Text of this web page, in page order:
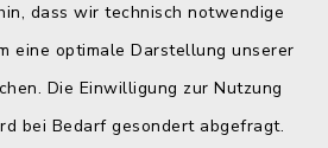
dass wir technisch notwendige
eine optimale Darstellung unserer
Die Einwilligung zur Nutzung
bei Bedarf gesondert abgefragt.